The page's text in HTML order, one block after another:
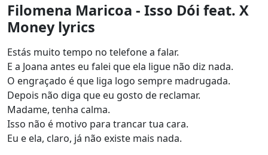
Filomena Maricoa - Isso Dói feat. X
Money lyrics
Estás muito tempo no telefone a falar.
E a Joana antes eu falei que ela ligue não diz nada.
O engraçado é que liga logo sempre madrugada.
Depois não diga que eu gosto de reclamar.
Madame, tenha calma.
Isso não é motivo para trancar tua cara.
Eu e ela, claro, já não existe mais nada.